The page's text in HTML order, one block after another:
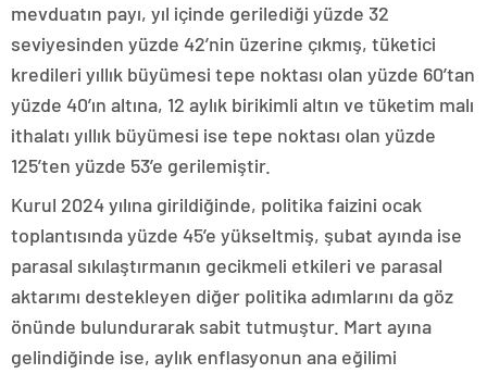
mevduatın payı, yıl içinde gerilediği yüzde 32
seviyesinden yüzde 42’nin üzerine çıkmış, tüketici
kredileri yıllık büyümesi tepe noktası olan yüzde 60’tan
yüzde 40’ın altına, 12 aylık birikimli altın ve tüketim malı
ithalatı yıllık büyümesi ise tepe noktası olan yüzde
125’ten yüzde 53’e gerilemiştir.
Kurul 2024 yılına girildiğinde, politika faizini ocak
toplantısında yüzde 45’e yükseltmiş, şubat ayında ise
parasal sıkılaştırmanın gecikmeli etkileri ve parasal
aktarımı destekleyen diğer politika adımlarını da göz
önünde bulundurarak sabit tutmuştur. Mart ayına
gelindiğinde ise, aylık enflasyonun ana eğilimi